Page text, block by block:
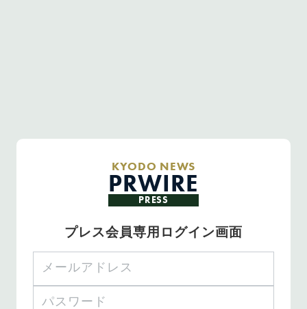
KYODO NEWS
PRWIRE
PRESS
プレス会員専用ログイン画面